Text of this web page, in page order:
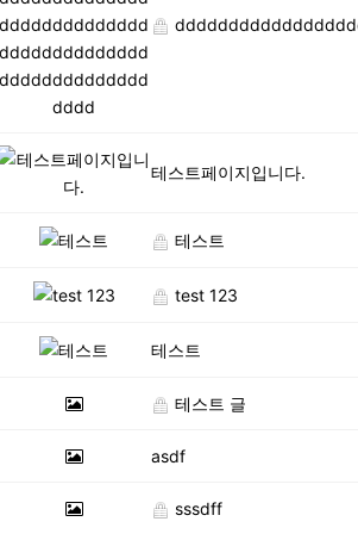
테스트페이지입니다.
테스트
test 123
테스트
테스트 글
asdf
sssdff